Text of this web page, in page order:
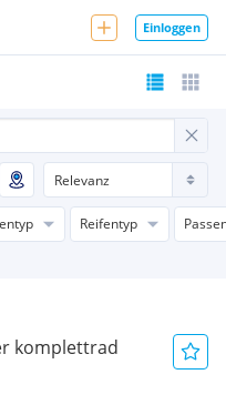
Einloggen
Reifentyp
komplettrad